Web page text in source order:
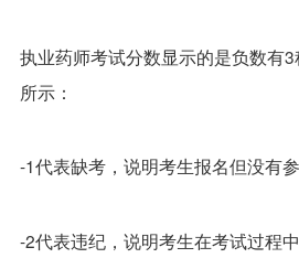
执业药师考试分数显示的是负数有
所示：
-1代表缺考，说明考生报名但没有参
-2代表违纪，说明考生在考试过程